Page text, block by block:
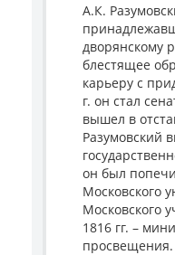
А.К.
дворянскому
блестящее
карьеру с
г. он стал
вышел в
Разумовский
он был
Московского
Московского
1816 гг. –
просвещения.